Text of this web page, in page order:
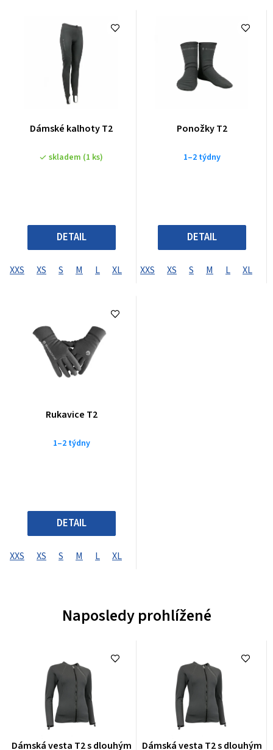
Dámské kalhoty T2
skladem (1 ks)
DETAIL
XXS XS S M L XL XXL XXXL XXXXL
Ponožky T2
1–2 týdny
DETAIL
XXS XS S M L XL
Rukavice T2
1–2 týdny
DETAIL
XXS XS S M L XL
Naposledy prohlížené
Průměrné
Dámská vesta T2 s dlouhým
Průměrné
Dámská vesta T2 s dlouhým